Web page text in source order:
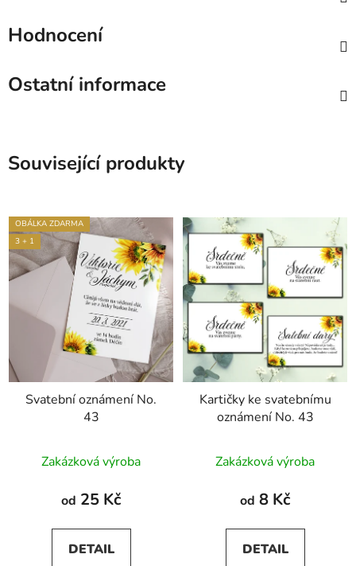
Hodnocení
Ostatní informace
Související produkty
OBÁLKA ZDARMA
3 + 1
Svatební oznámení No.
43
hodnocení
produktu
5,0
z
Zakázková výroba
od 25 Kč
DETAIL
Kartičky ke svatebnímu
oznámení No. 43
hodnocení
produktu
5,0
z
Zakázková výroba
od 8 Kč
DETAIL